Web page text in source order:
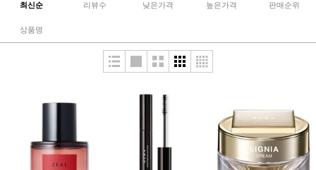
최신순 리뷰수 낮은가격 높은가격 판매순위
상품명